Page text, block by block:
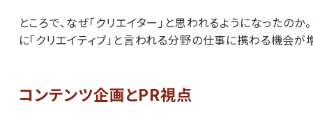
ところで、なぜ「クリエイター」と思われるようになったの
に「クリエイティブ」と言われる分野の仕事に携わる機会が
コンテンツ企画とPR視点